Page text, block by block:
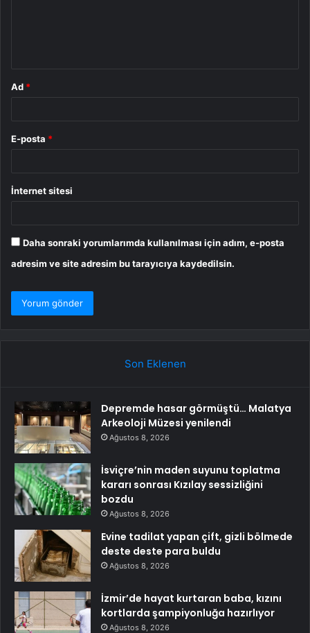
Ad *
E-posta *
İnternet sitesi
Daha sonraki yorumlarımda kullanılması için adım, e-posta
adresim ve site adresim bu tarayıcıya kaydedilsin.
Son Eklenen
Depremde hasar görmüştü… Malatya
Arkeoloji Müzesi yenilendi
Ağustos 8, 2026
İsviçre’nin maden suyunu toplatma
kararı sonrası Kızılay sessizliğini
bozdu
Ağustos 8, 2026
Evine tadilat yapan çift, gizli bölmede
deste deste para buldu
Ağustos 8, 2026
İzmir’de hayat kurtaran baba, kızını
kortlarda şampiyonluğa hazırlıyor
Ağustos 8, 2026